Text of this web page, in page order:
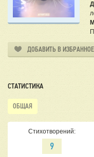
ДОБАВИТЬ В ИЗБРАННОЕ
СТАТИСТИКА
ОБЩАЯ
Стихотворений:
9